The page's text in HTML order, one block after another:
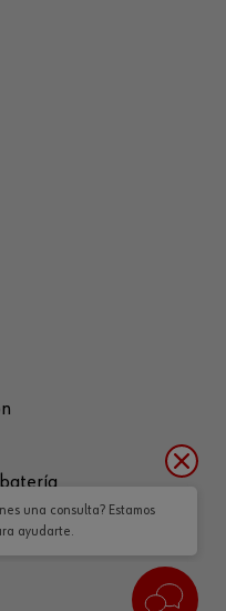
una consulta? Estamos
ayudarte.